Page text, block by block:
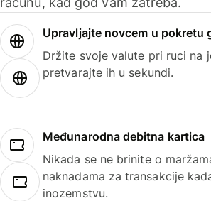
Upravljajte novcem u pokretu
Držite svoje valute pri ruci na
pretvarajte ih u sekundi.
Međunarodna debitna kartica
Nikada se ne brinite o
naknadama za transakcije
inozemstvu.